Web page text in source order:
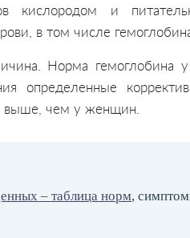
кислородом и
в том числе
Норма гемоглобина
определенные
выше, чем у женщин.
– таблица норм,